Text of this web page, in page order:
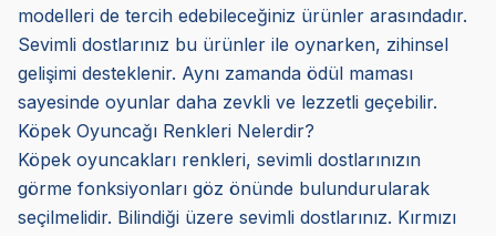
modelleri de tercih edebileceğiniz ürünler arasındadır.
Sevimli dostlarınız bu ürünler ile oynarken, zihinsel
gelişimi desteklenir. Aynı zamanda ödül maması
sayesinde oyunlar daha zevkli ve lezzetli geçebilir.
Köpek Oyuncağı Renkleri Nelerdir?
Köpek oyuncakları renkleri, sevimli dostlarınızın
görme fonksiyonları göz önünde bulundurularak
seçilmelidir. Bilindiği üzere sevimli dostlarınız. Kırmızı